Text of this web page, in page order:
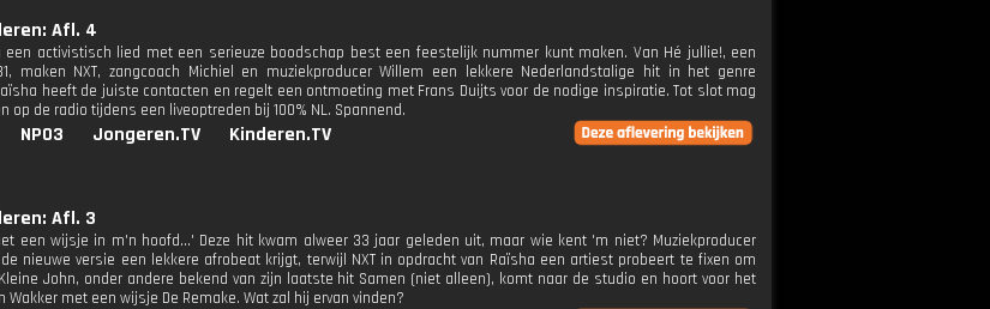
Afl. 4
een activistisch lied met een serieuze boodschap best een feestelijk nummer kunt maken. Van Hé jullie!, een
maken NXT, zangcoach Michiel en muziekproducer Willem een lekkere Nederlandstalige hit in het genre
heeft de juiste contacten en regelt een ontmoeting met Frans Duijts voor de nodige inspiratie. Tot slot mag
op de radio tijdens een liveoptreden bij 100% NL. Spannend.
NPO3 Jongeren.TV Kinderen.TV
Afl. 3
een wijsje in m'n hoofd...' Deze hit kwam alweer 33 jaar geleden uit, maar wie kent 'm niet? Muziekproducer
nieuwe versie een lekkere afrobeat krijgt, terwijl NXT in opdracht van Raïsha een artiest probeert te fixen om
John, onder andere bekend van zijn laatste hit Samen (niet alleen), komt naar de studio en hoort voor het
met een wijsje De Remake. Wat zal hij ervan vinden?